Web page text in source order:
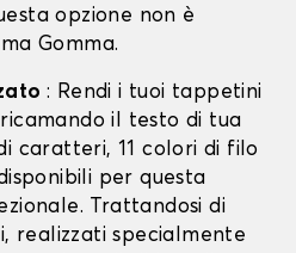
opzione non è
Gomma.
: Rendi i tuoi tappetini
il testo di tua
caratteri, 11 colori di filo
per questa
Trattandosi di
realizzati specialmente